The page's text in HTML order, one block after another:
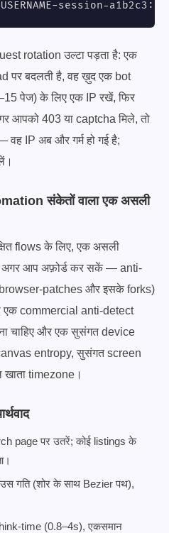
session-a1b2c3:
rotation उल्टा पड़ता है: एक
पर बदलती है, वह ख़ुद एक bot
पेज) के लिए एक IP रखें, फिर
आपको 403 या captcha मिले, तो
वह IP अब और गर्म हो गई है;
संकेतों वाला एक असली
flows के लिए, एक असली
आप अफ़ोर्ड कर सकें — anti-
patches और इसके forks)
एक commercial anti-detect
चाहिए और एक सुसंगत device
canvas entropy, सुसंगत screen
timezone।
page पर उतरें; कोई listings के
गति (शोर के साथ Bezier पथ),
time (0.8–4s), एकसमान